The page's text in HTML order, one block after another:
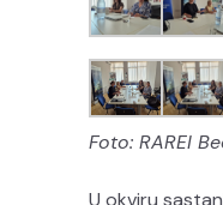
Foto: RAREI
U okviru